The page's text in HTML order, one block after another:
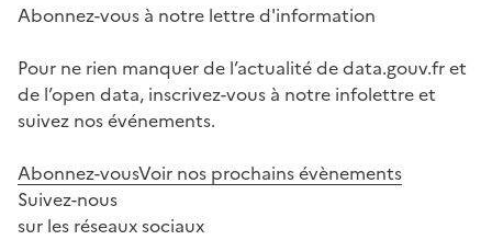
Abonnez-vous à notre lettre d'information
Pour ne rien manquer de l’actualité de data.gouv.fr et
de l’open data, inscrivez-vous à notre infolettre et
suivez nos événements.
Abonnez-vousVoir nos prochains évènements
Suivez-nous
sur les réseaux sociaux